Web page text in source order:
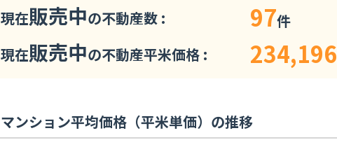
現在販売中の不動産数 : 97件
現在販売中の不動産平米価格 : 234,196
マンション平均価格（平米単価）の推移